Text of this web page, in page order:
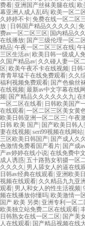
费看| 亚洲国产丝袜美腿在线| 欧
幕亚洲人成人乱码| 欧美一区二
久婷婷不卡| 免费在线一区二区
放 | 日韩国产精品久久久久久 |
费av一区二区三区| 国内精品久
在线播放| 国产三级伦理一区二
精品| 午夜一区二区三区在线| 午
三区生活av| 欧美日韩一级成人
久国产精品av| 久久碰人妻一区
区| 欧美午夜不卡在线视频| 日韩
青青草猛干在线免费观看| 久久
福利视频免费观看| 国产色偷丝
在线视频| 最新av中文字幕在线
频| 国产精品久久久久久久九| 在
一区二区在线看| 日韩欧美国产
在线观看| 一区二区三区美女黄
欧美日韩亚洲一区二区三| 午夜
日韩 欧美 国产| 国产欧美日韩
妻在线视频| seri99视频在线网站|
三区欧美日韩国产| 国产成人久
色激情免费看国产看片| 国产成
产av婷婷在线小说| 在线免费中
成人诱惑| 五十路熟女初摄一区
久久久久 | 男人舔女人的逼在线
日韩av经典在线观看| 亚洲欧美
视频在线观看| 久久精品九九亚
观看| 男人和女人的性生活视频|
频在线播放你懂吗| 欧美激情一
国产 欧美 另类| 亚洲专利一区二
欧美独立站免费二区在线观看|
日韩熟女在线一区二区| 国产美
人在线观看| 国产精品视频在线